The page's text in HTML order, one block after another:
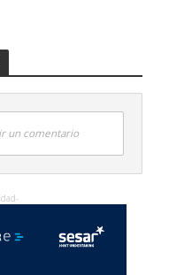
un comentario